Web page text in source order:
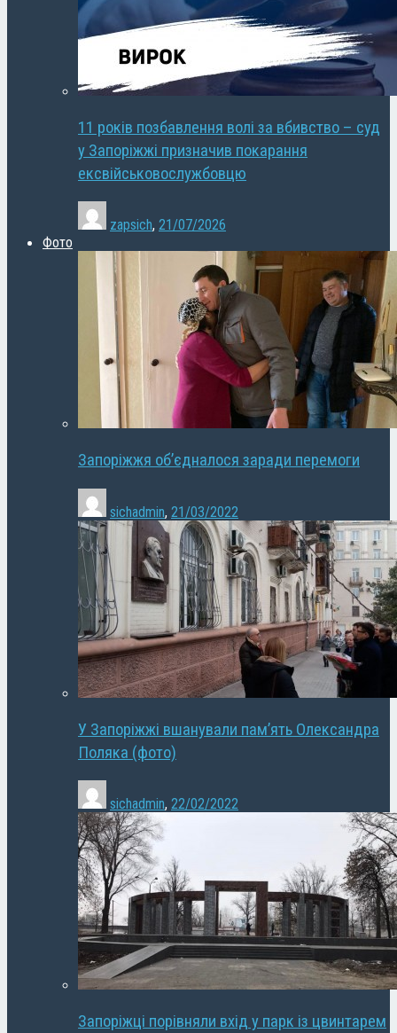
11 років позбавлення волі за вбивство – суд
у Запоріжжі призначив покарання
ексвійськовослужбовцю
zapsich, 21/07/2026
Фото
Запоріжжя об’єдналося заради перемоги
sichadmin, 21/03/2022
У Запоріжжі вшанували пам’ять Олександра
Поляка (фото)
sichadmin, 22/02/2022
Запоріжці порівняли вхід у парк із цвинтарем